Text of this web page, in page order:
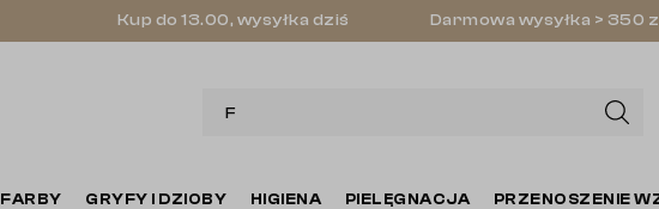
Kup do 13.00, wysyłka dziś Darmowa wysyłka > 350
FARBY GRYFY I DZIOBY HIGIENA PIELĘGNACJA PRZENOSZENIE